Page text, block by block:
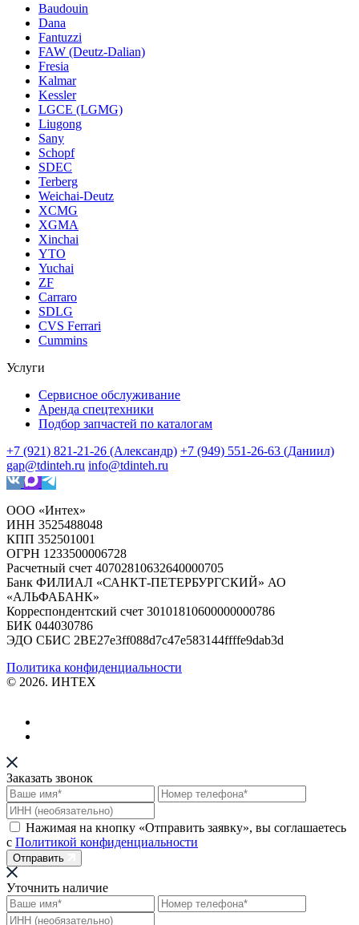
Baudouin
Dana
Fantuzzi
FAW (Deutz-Dalian)
Fresia
Kalmar
Kessler
LGCE (LGMG)
Liugong
Sany
Schopf
SDEC
Terberg
Weichai-Deutz
XCMG
XGMA
Xinchai
YTO
Yuchai
ZF
Carraro
SDLG
CVS Ferrari
Cummins
Услуги
Сервисное обслуживание
Аренда спецтехники
Подбор запчастей по каталогам
+7 (921) 821-21-26 (Александр) +7 (949) 551-26-63 (Даниил)
gap@tdinteh.ru info@tdinteh.ru
ООО «Интех»
ИНН 3525488048
КПП 352501001
ОГРН 1233500006728
Расчетный счет 40702810632640000705
Банк ФИЛИАЛ «САНКТ-ПЕТЕРБУРГСКИЙ» АО
«АЛЬФАБАНК»
Корреспондентский счет 30101810600000000786
БИК 044030786
ЭДО СБИС 2BE27e3ff088d7c47e583144ffffe9dab3d
Политика конфиденциальности
© 2026. ИНТЕХ
Заказать звонок
Нажимая на кнопку «Отправить заявку», вы соглашаетесь
с Политикой конфиденциальности
Отправить
Уточнить наличие